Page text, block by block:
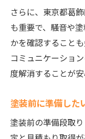
さらに、東京都葛
も重要で、騒音や
かを確認すること
コミュニケーショ
度解消することが安
塗装前に準備した
塗装前の準備段取